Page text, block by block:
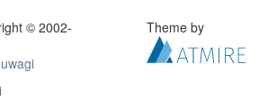
© 2002-
Theme by